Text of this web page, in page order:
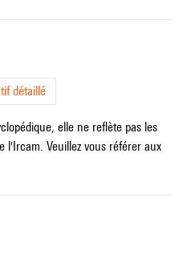
détaillé
elle ne reflète pas les
l'Ircam. Veuillez vous référer aux